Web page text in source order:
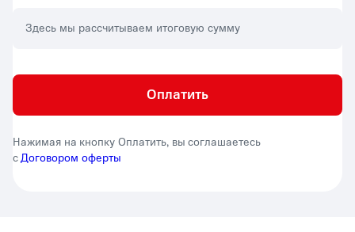
Здесь мы рассчитываем итоговую сумму
Нажимая на кнопку Оплатить, вы соглашаетесь
сДоговором оферты
Оплатить